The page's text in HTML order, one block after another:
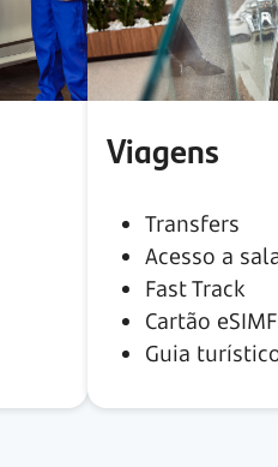
Viagens
Transfers
Acesso a
Fast Track
Cartão
Guia